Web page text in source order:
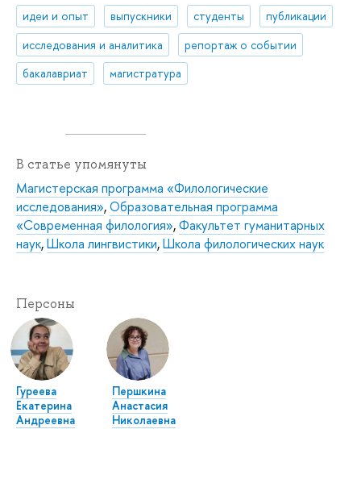
идеи и опыт выпускники студенты
публикации
исследования и аналитика
репортаж о событии
бакалавриат
магистратура
В статье упомянуты
Магистерская программа «Филологические
исследования»,Образовательная программа
«Современная филология»,Факультет гуманитарных
наук,Школа лингвистики,Школа филологических наук
Персоны
Гуреева
Екатерина
Андреевна
Першкина
Анастасия
Николаевна